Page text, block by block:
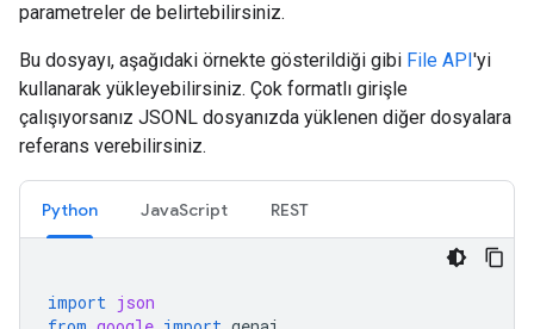
parametreler de belirtebilirsiniz.
Bu dosyayı, aşağıdaki örnekte gösterildiği gibi File API'yi
kullanarak yükleyebilirsiniz. Çok formatlı girişle
çalışıyorsanız JSONL dosyanızda yüklenen diğer dosyalara
referans verebilirsiniz.
Python JavaScript REST
import json